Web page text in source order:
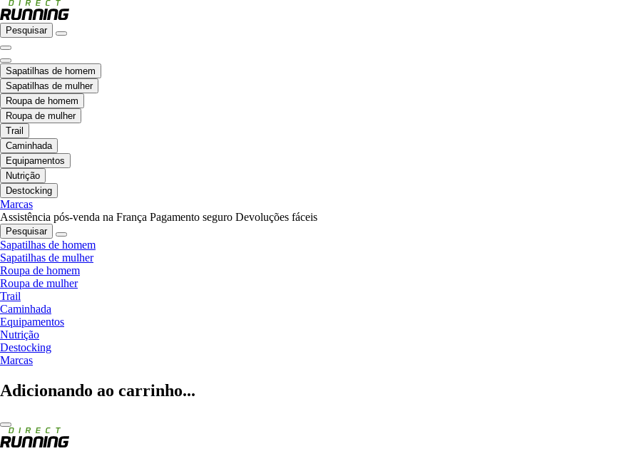
Pesquisar
Sapatilhas de homem
Sapatilhas de mulher
Roupa de homem
Roupa de mulher
Trail
Caminhada
Equipamentos
Nutrição
Destocking
Marcas
Assistência pós-venda na França Pagamento seguro Devoluções fáceis
Pesquisar
Sapatilhas de homem
Sapatilhas de mulher
Roupa de homem
Roupa de mulher
Trail
Caminhada
Equipamentos
Nutrição
Destocking
Marcas
Adicionando ao carrinho...